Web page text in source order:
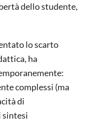
dello studente,
lo scarto
ha
complessi (ma
di
sintesi